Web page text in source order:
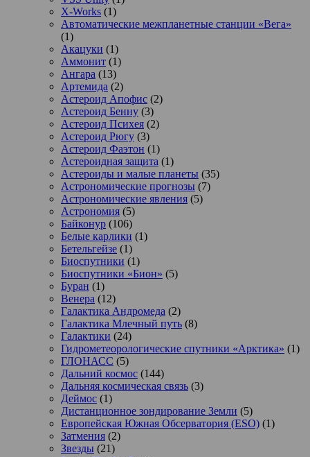
X-Works (1)
Автоматические межпланетные станции «Вега»
(1)
Акацуки (1)
Аммонит (1)
Ангара (13)
Артемида (2)
Астероид Апофис (2)
Астероид Бенну (3)
Астероид Психея (2)
Астероид Рюгу (3)
Астероид Фаэтон (1)
Астероидная защита (1)
Астероиды и малые планеты (35)
Астрономические прогнозы (7)
Астрономические явления (5)
Астрономия (5)
Байконур (106)
Белые карлики (1)
Бетельгейзе (1)
Биоспутники (1)
Биоспутники «Бион» (5)
Буран (1)
Венера (12)
Галактика Андромеда (2)
Галактика Млечный путь (8)
Галактики (24)
Гидрометеорологические спутники «Арктика» (1)
ГЛОНАСС (5)
Дальний космос (144)
Дальняя космическая связь (3)
Деймос (1)
Дистанционное зондирование Земли (5)
Европейская Южная Обсерватория (ESO) (1)
Затмения (2)
Звезды (21)